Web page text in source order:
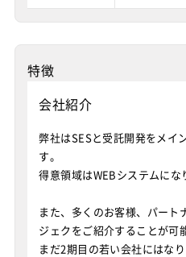
特徴
会社紹介
弊社はSESと受託開発をメイ
す。
得意領域はWEBシステムにな
また、多くのお客様、パート
ジェクをご紹介することが可
まだ2期目の若い会社にはな